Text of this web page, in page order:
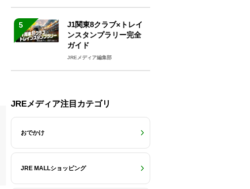
5
J1関東8クラブ×トレイ
ンスタンプラリー完全
ガイド
JREメディア編集部
JREメディア注目カテゴリ
おでかけ
JRE MALLショッピング